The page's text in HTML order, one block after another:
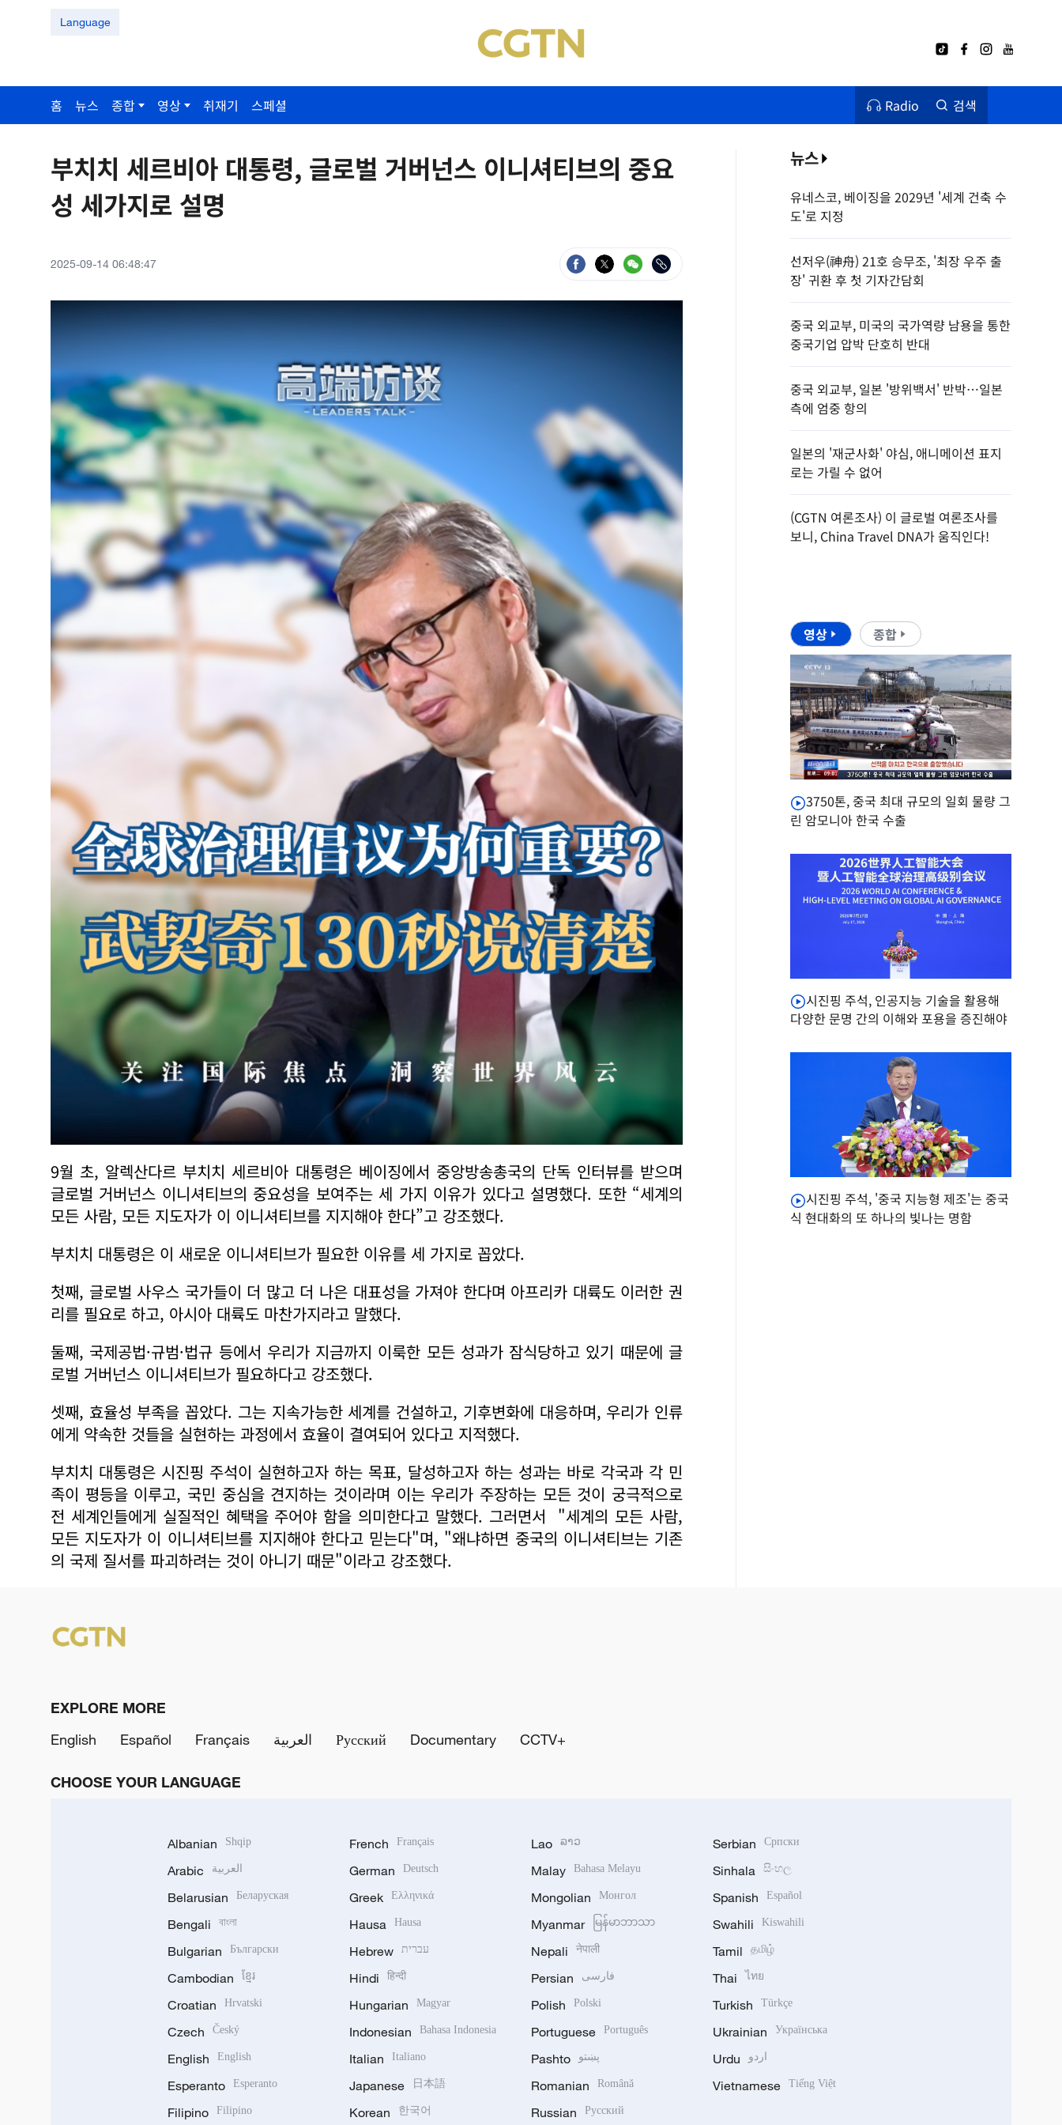
Language
홈 뉴스 종합 영상 취재기 스페셜 Radio 검색
부치치 세르비아 대통령, 글로벌 거버넌스 이니셔티브의 중요
성 세가지로 설명
2025-09-14 06:48:47
9월 초, 알렉산다르 부치치 세르비아 대통령은 베이징에서 중앙방송총국의 단독 인터뷰를 받으며
글로벌 거버넌스 이니셔티브의 중요성을 보여주는 세 가지 이유가 있다고 설명했다. 또한 “세계의
모든 사람, 모든 지도자가 이 이니셔티브를 지지해야 한다”고 강조했다.
부치치 대통령은 이 새로운 이니셔티브가 필요한 이유를 세 가지로 꼽았다.
첫째, 글로벌 사우스 국가들이 더 많고 더 나은 대표성을 가져야 한다며 아프리카 대륙도 이러한 권
리를 필요로 하고, 아시아 대륙도 마찬가지라고 말했다.
둘째, 국제공법·규범·법규 등에서 우리가 지금까지 이룩한 모든 성과가 잠식당하고 있기 때문에 글
로벌 거버넌스 이니셔티브가 필요하다고 강조했다.
셋째, 효율성 부족을 꼽았다. 그는 지속가능한 세계를 건설하고, 기후변화에 대응하며, 우리가 인류
에게 약속한 것들을 실현하는 과정에서 효율이 결여되어 있다고 지적했다.
부치치 대통령은 시진핑 주석이 실현하고자 하는 목표, 달성하고자 하는 성과는 바로 각국과 각 민
족이 평등을 이루고, 국민 중심을 견지하는 것이라며 이는 우리가 주장하는 모든 것이 궁극적으로
전 세계인들에게 실질적인 혜택을 주어야 함을 의미한다고 말했다. 그러면서 "세계의 모든 사람,
모든 지도자가 이 이니셔티브를 지지해야 한다고 믿는다"며, "왜냐하면 중국의 이니셔티브는 기존
의 국제 질서를 파괴하려는 것이 아니기 때문"이라고 강조했다.
뉴스
유네스코, 베이징을 2029년 '세계 건축 수
도'로 지정
선저우(神舟) 21호 승무조, '최장 우주 출
장' 귀환 후 첫 기자간담회
중국 외교부, 미국의 국가역량 남용을 통한
중국기업 압박 단호히 반대
중국 외교부, 일본 '방위백서' 반박…일본
측에 엄중 항의
일본의 '재군사화' 야심, 애니메이션 표지
로는 가릴 수 없어
(CGTN 여론조사) 이 글로벌 여론조사를
보니, China Travel DNA가 움직인다!
영상 종합
3750톤, 중국 최대 규모의 일회 물량 그
린 암모니아 한국 수출
시진핑 주석, 인공지능 기술을 활용해
다양한 문명 간의 이해와 포용을 증진해야
시진핑 주석, '중국 지능형 제조'는 중국
식 현대화의 또 하나의 빛나는 명함
EXPLORE MORE
English
Español Français العربية Русский Documentary CCTV+
CHOOSE YOUR LANGUAGE
Albanian Shqip
Arabic العربية
Belarusian Беларуская
Bengali বাংলা
Bulgarian Български
Cambodian ខ្មែរ
Croatian Hrvatski
Czech Český
English English
Esperanto Esperanto
Filipino Filipino
French Français
German Deutsch
Greek Ελληνικά
Hausa Hausa
Hebrew עברית
Hindi हिन्दी
Hungarian Magyar
Indonesian Bahasa Indonesia
Italian Italiano
Japanese 日本語
Korean 한국어
Lao ລາວ
Malay Bahasa Melayu
Mongolian Монгол
Myanmar မြန်မာဘာသာ
Nepali नेपाली
Persian فارسی
Polish Polski
Portuguese Português
Pashto پښتو
Romanian Română
Russian Русский
Serbian Српски
Sinhala සිංහල
Spanish Español
Swahili Kiswahili
Tamil தமிழ்
Thai ไทย
Turkish Türkçe
Ukrainian Українська
Urdu اردو
Vietnamese Tiếng Việt